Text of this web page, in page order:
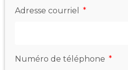
Adresse courriel
Numéro de téléphone